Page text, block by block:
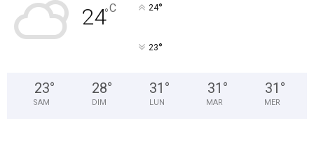
24°C 24°
23°
23°
SAM
28°
DIM
31 °
LUN
31 °
MAR
31 °
MER